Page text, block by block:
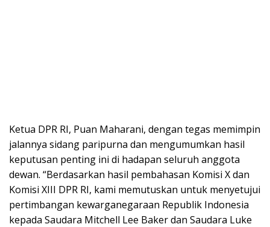
Ketua DPR RI, Puan Maharani, dengan tegas memimpin
jalannya sidang paripurna dan mengumumkan hasil
keputusan penting ini di hadapan seluruh anggota
dewan. “Berdasarkan hasil pembahasan Komisi X dan
Komisi XIII DPR RI, kami memutuskan untuk menyetujui
pertimbangan kewarganegaraan Republik Indonesia
kepada Saudara Mitchell Lee Baker dan Saudara Luke